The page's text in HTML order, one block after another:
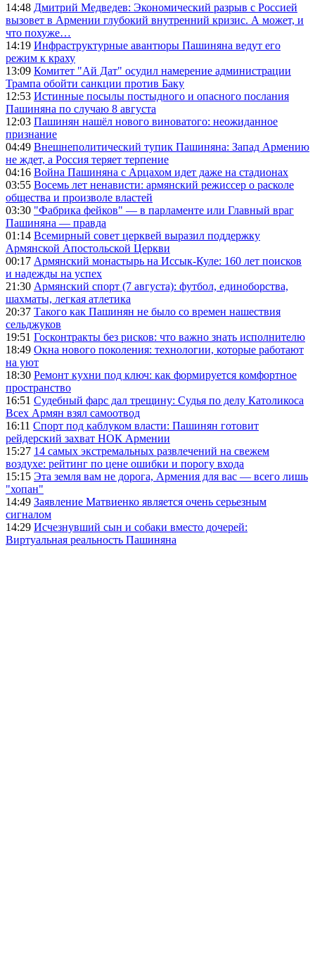
14:48 Дмитрий Медведев: Экономический разрыв с Россией
вызовет в Армении глубокий внутренний кризис. А может, и
что похуже…
14:19 Инфраструктурные авантюры Пашиняна ведут его
режим к краху
13:09 Комитет "Ай Дат" осудил намерение администрации
Трампа обойти санкции против Баку
12:53 Истинные посылы постыдного и опасного послания
Пашиняна по случаю 8 августа
12:03 Пашинян нашёл нового виноватого: неожиданное
признание
04:49 Внешнеполитический тупик Пашиняна: Запад Армению
не ждет, а Россия теряет терпение
04:16 Война Пашиняна с Арцахом идет даже на стадионах
03:55 Восемь лет ненависти: армянский режиссер о расколе
общества и произволе властей
03:30 "Фабрика фейков" — в парламенте или Главный враг
Пашиняна — правда
01:14 Всемирный совет церквей выразил поддержку
Армянской Апостольской Церкви
00:17 Армянский монастырь на Иссык-Куле: 160 лет поисков
и надежды на успех
21:30 Армянский спорт (7 августа): футбол, единоборства,
шахматы, легкая атлетика
20:37 Такого как Пашинян не было со времен нашествия
сельджуков
19:51 Госконтракты без рисков: что важно знать исполнителю
18:49 Окна нового поколения: технологии, которые работают
на уют
18:30 Ремонт кухни под ключ: как формируется комфортное
пространство
16:51 Судебный фарс дал трещину: Судья по делу Католикоса
Всех Армян взял самоотвод
16:11 Спорт под каблуком власти: Пашинян готовит
рейдерский захват НОК Армении
15:27 14 самых экстремальных развлечений на свежем
воздухе: рейтинг по цене ошибки и порогу входа
15:15 Эта земля вам не дорога, Армения для вас — всего лишь
"хопан"
14:49 Заявление Матвиенко является очень серьезным
сигналом
14:29 Исчезнувший сын и собаки вместо дочерей:
Виртуальная реальность Пашиняна